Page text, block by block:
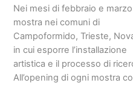
Nei mesi di febbraio e
mostra nei comuni di
Campoformido, Trieste,
in cui esporre l’installazione
artistica e il processo di
All’opening di ogni mostra